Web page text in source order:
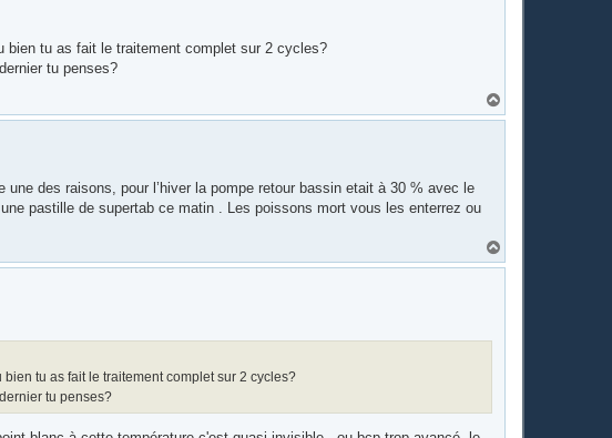
bien tu as fait le traitement complet sur 2 cycles?
tu penses?
a
des raisons, pour l’hiver la pompe retour bassin etait à 30 % avec le
pastille de supertab ce matin . Les poissons mort vous les enterrez ou
a
tu as fait le traitement complet sur 2 cycles?
tu penses?